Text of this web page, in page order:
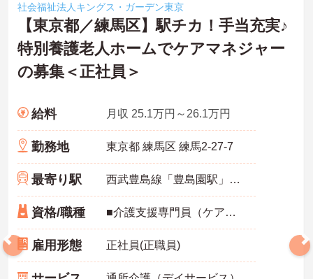
社会福祉法人キングス・ガーデン東京
【東京都／練馬区】駅チカ！手当充実♪
特別養護老人ホームでケアマネジャー
の募集＜正社員＞
給料 月収 25.1万円～26.1万円
勤務地 東京都 練馬区 練馬2-27-7
最寄り駅 西武豊島線「豊島園駅」徒歩3分
資格/職種 ■介護支援専門員（ケアマネジャー）必須 ■ケアマネ業務経験1年以上必須
雇用形態 正社員(正職員)